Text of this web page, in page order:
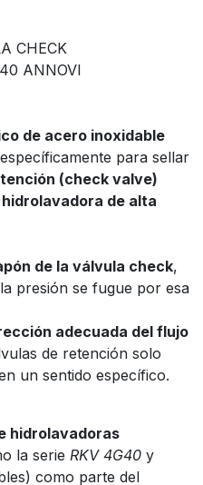
CHECK
ANNOVI
de acero inoxidable
para sellar
(check valve)
hidrolavadora de alta
de la válvula check,
presión se fugue por esa
adecuada del flujo
de retención solo
un sentido específico.
hidrolavadoras
la serie RKV 4G40 y
como parte del